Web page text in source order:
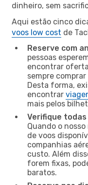
dinheiro, sem
Aqui estão cinco
voos low cost de
Reserve com
pessoas
encontrar
sempre
Desta forma,
encontrar
mais pelos
Verifique todas
Quando o
de voos
companhias
custo. Além
forem fixas,
baratos.